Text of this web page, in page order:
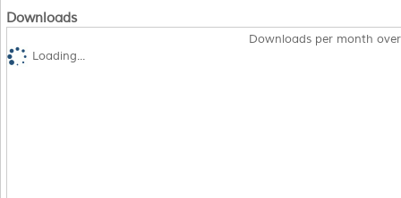
Downloads
Downloads per month
Loading...